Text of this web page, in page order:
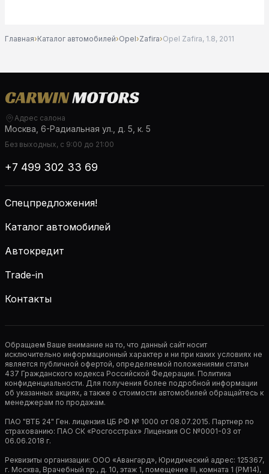
Главная›Каталог автомобилей›Opel›Zafira›Opel Zafira, 1.8, 2011
Адрес салона
Москва, 6-Радиальная ул., д. 5, к. 5
Без выходных, с 9:00 до 21:00
+7 499 302 33 69
Спецпредложения!
Каталог автомобилей
Автокредит
Trade-in
Контакты
Обращаем Ваше внимание на то, что данный сайт носит
исключительно информационный характер и ни при каких условиях не
является публичной офертой, определяемой положениями статьи
437 Гражданского кодекса Российской Федерации. Политика
конфиденциальности. Для получения более подробной информации
об указанных акциях, а также о стоимости автомобилей обращайтесь к
менеджерам по продажам.
ПАО "ВТБ 24" Ген. лицензия ЦБ РФ № 1000 от 08.07.2015. Партнер по
страхованию: ПАО СК «Росгосстрах» Лицензия ОС №0001-03 от
06.06.2018 г.
Реквизиты организации: ООО «Авангард», Юридический адрес: 125367,
г. Москва, Врачебный пр., д. 10, этаж 1, помещение III, комната 1 (РМ14),